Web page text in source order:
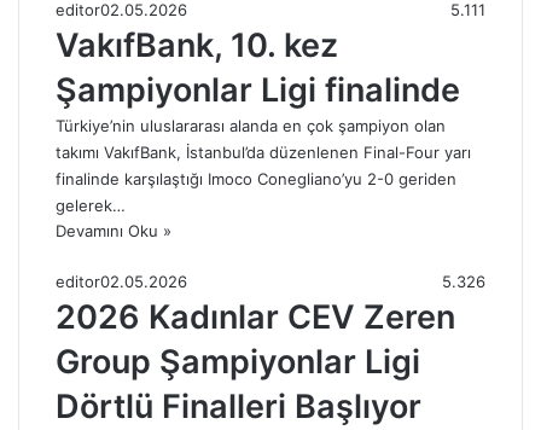
editor02.05.2026 5.111
VakıfBank, 10. kez
Şampiyonlar Ligi finalinde
Türkiye’nin uluslararası alanda en çok şampiyon olan
takımı VakıfBank, İstanbul’da düzenlenen Final-Four yarı
finalinde karşılaştığı Imoco Conegliano’yu 2-0 geriden
gelerek…
Devamını Oku »
editor02.05.2026 5.326
2026 Kadınlar CEV Zeren
Group Şampiyonlar Ligi
Dörtlü Finalleri Başlıyor